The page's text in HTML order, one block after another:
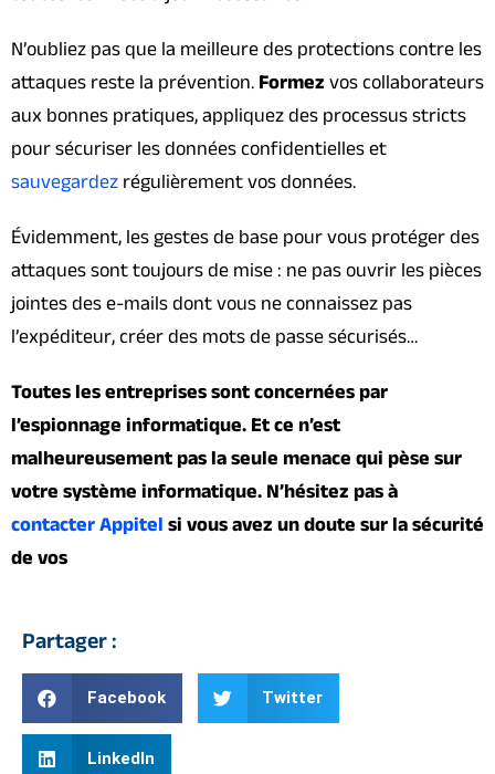
N’oubliez pas que la meilleure des protections contre les
attaques reste la prévention. Formez vos collaborateurs
aux bonnes pratiques, appliquez des processus stricts
pour sécuriser les données confidentielles et
sauvegardez régulièrement vos données.
Évidemment, les gestes de base pour vous protéger des
attaques sont toujours de mise : ne pas ouvrir les pièces
jointes des e-mails dont vous ne connaissez pas
l’expéditeur, créer des mots de passe sécurisés…
Toutes les entreprises sont concernées par
l’espionnage informatique. Et ce n’est
malheureusement pas la seule menace qui pèse sur
votre système informatique. N’hésitez pas à
contacter Appitel si vous avez un doute sur la sécurité
de vos
Partager :
Facebook Twitter
LinkedIn